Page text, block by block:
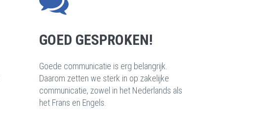
GOED GESPROKEN!
Goede communicatie is erg belangrijk.
Daarom zetten we sterk in op zakelijke
communicatie, zowel in het Nederlands als
het Frans en Engels.